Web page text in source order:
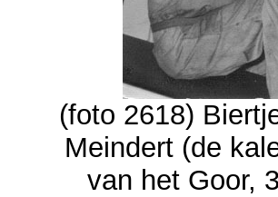
(foto 2618)
Meindert (de
van het Goor,